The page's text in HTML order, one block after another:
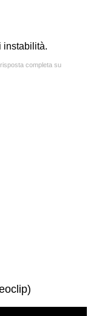
instabilità.
completa su